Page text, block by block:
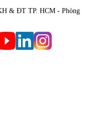
& ĐT TP. HCM - Phòng